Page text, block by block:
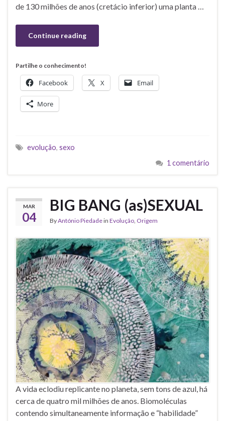
de 130 milhões de anos (cretácio inferior) uma planta …
Continue reading
Partilhe o conhecimento!
Facebook X Email
More
evolução, sexo
1 comentário
MAR
04
BIG BANG (as)SEXUAL
ByAntónio Piedadein Evolução, Origem
A vida eclodiu replicante no planeta, sem tons de azul, há
cerca de quatro mil milhões de anos. Biomoléculas
contendo simultaneamente informação e “habilidade”